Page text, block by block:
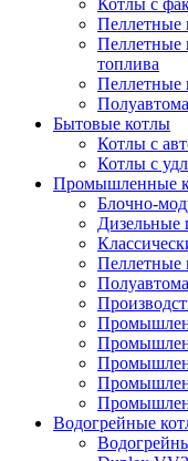
Котлы с
Пеллетные
Пеллетные
топлива
Пеллетные
Бытовые котлы
Котлы с
Котлы с
Промышленные
Блочно-
Водогрейные